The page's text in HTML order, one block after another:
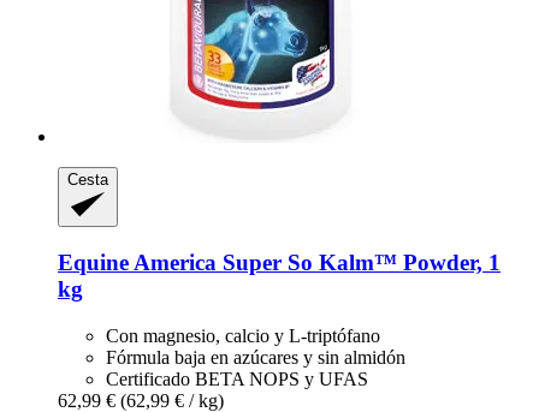
Cesta
Equine America Super So Kalm™ Powder, 1
kg
Con magnesio, calcio y L-triptófano
Fórmula baja en azúcares y sin almidón
Certificado BETA NOPS y UFAS
62,99 € (62,99 € / kg)